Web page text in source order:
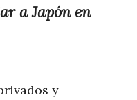
a Japón en
y